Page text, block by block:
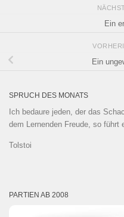
Ein
Ein
SPRUCH DES MONATS
Ich bedaure jeden, der das
dem Lernenden Freude, so führt
Tolstoi
PARTIEN AB 2008